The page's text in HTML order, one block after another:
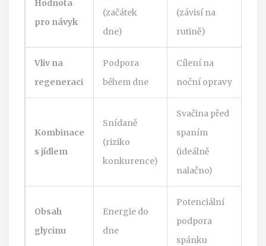
Hodnota
pro návyk
(začátek
dne)
(závisí na
rutině)
Vliv na
regeneraci
Podpora
během dne
Cílení na
noční opravy
Kombinace
s jídlem
Snídaně
(riziko
konkurence)
Svačina před
spaním
(ideálně
nalačno)
Obsah
glycinu
Energie do
dne
Potenciální
podpora
spánku